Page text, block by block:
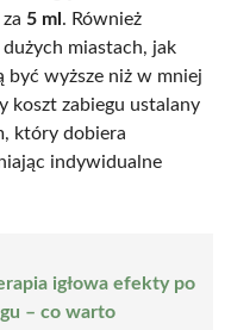
za 5 ml. Również
miastach, jak
być wyższe niż w mniej
koszt zabiegu ustalany
który dobiera
indywidualne
igłowa efekty po
– co warto